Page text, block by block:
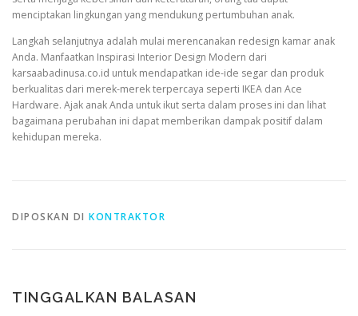
menciptakan lingkungan yang mendukung pertumbuhan anak.
Langkah selanjutnya adalah mulai merencanakan redesign kamar anak
Anda. Manfaatkan Inspirasi Interior Design Modern dari
karsaabadinusa.co.id untuk mendapatkan ide-ide segar dan produk
berkualitas dari merek-merek terpercaya seperti IKEA dan Ace
Hardware. Ajak anak Anda untuk ikut serta dalam proses ini dan lihat
bagaimana perubahan ini dapat memberikan dampak positif dalam
kehidupan mereka.
DIPOSKAN DI KONTRAKTOR
TINGGALKAN BALASAN